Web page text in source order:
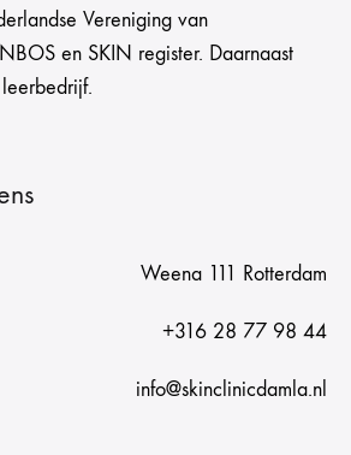
Vereniging van
en SKIN register. Daarnaast
Weena 111 Rotterdam
+316 28 77 98 44
info@skinclinicdamla.nl